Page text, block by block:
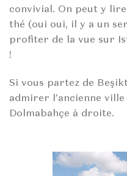
convivial. On peut y
thé (oui oui, il y a un
profiter de la vue sur
!
Si vous partez de
admirer l’ancienne
Dolmabahçe à droite.